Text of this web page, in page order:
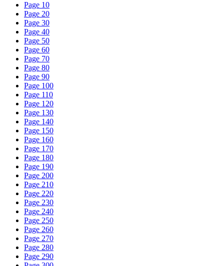
Page 10
Page 20
Page 30
Page 40
Page 50
Page 60
Page 70
Page 80
Page 90
Page 100
Page 110
Page 120
Page 130
Page 140
Page 150
Page 160
Page 170
Page 180
Page 190
Page 200
Page 210
Page 220
Page 230
Page 240
Page 250
Page 260
Page 270
Page 280
Page 290